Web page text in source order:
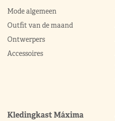
Mode algemeen
Outfit van de maand
Ontwerpers
Accessoires
Kledingkast Máxima